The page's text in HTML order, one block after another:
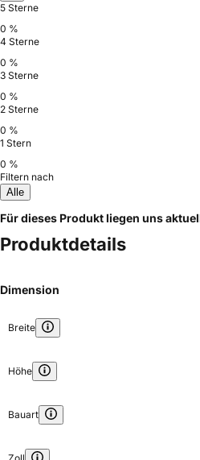
5 Sterne
0 %
4 Sterne
0 %
3 Sterne
0 %
2 Sterne
0 %
1 Stern
0 %
Filtern nach
Alle
Für dieses Produkt liegen uns
Produktdetails
Dimension
Breite
Höhe
Bauart